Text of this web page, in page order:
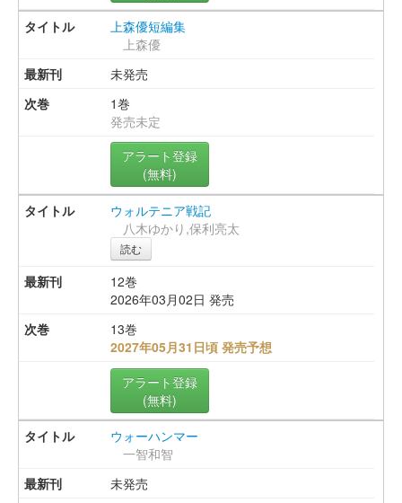
上森優短編集
上森優
未発売
1巻
発売未定
アラート登録
(無料)
ウォルテニア戦記
八木ゆかり,保利亮太
読む
12巻
2026年03月02日 発売
13巻
2027年05月31日頃 発売予想
アラート登録
(無料)
ウォーハンマー
一智和智
未発売